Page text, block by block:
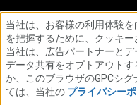
リソース
採用情報
利用規約プライバシーポリ
サプライヤー・プリンシプ
倫理的なサプライチェーン
当社は、お客様の利用体験
を把握するために、クッキー
当社は、広告パートナーと
データ共有をオプトアウト
か、このブラウザのGPCシ
ては、当社の プライバシー